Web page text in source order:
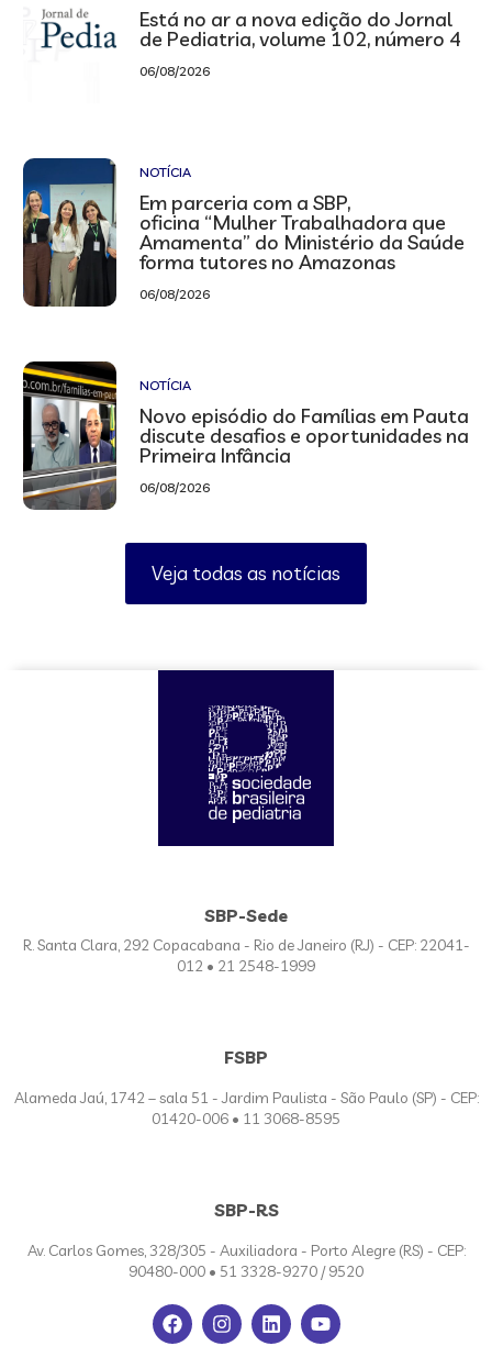
Está no ar a nova edição do Jornal
de Pediatria, volume 102, número 4
06/08/2026
NOTÍCIA
Em parceria com a SBP,
oficina “Mulher Trabalhadora que
Amamenta” do Ministério da Saúde
forma tutores no Amazonas
06/08/2026
NOTÍCIA
Novo episódio do Famílias em Pauta
discute desafios e oportunidades na
Primeira Infância
06/08/2026
Veja todas as notícias
SBP-Sede
R. Santa Clara, 292 Copacabana - Rio de Janeiro (RJ) - CEP: 22041-
012 • 21 2548-1999
FSBP
Alameda Jaú, 1742 – sala 51 - Jardim Paulista - São Paulo (SP) - CEP:
01420-006 • 11 3068-8595
SBP-RS
Av. Carlos Gomes, 328/305 - Auxiliadora - Porto Alegre (RS) - CEP:
90480-000 • 51 3328-9270 / 9520